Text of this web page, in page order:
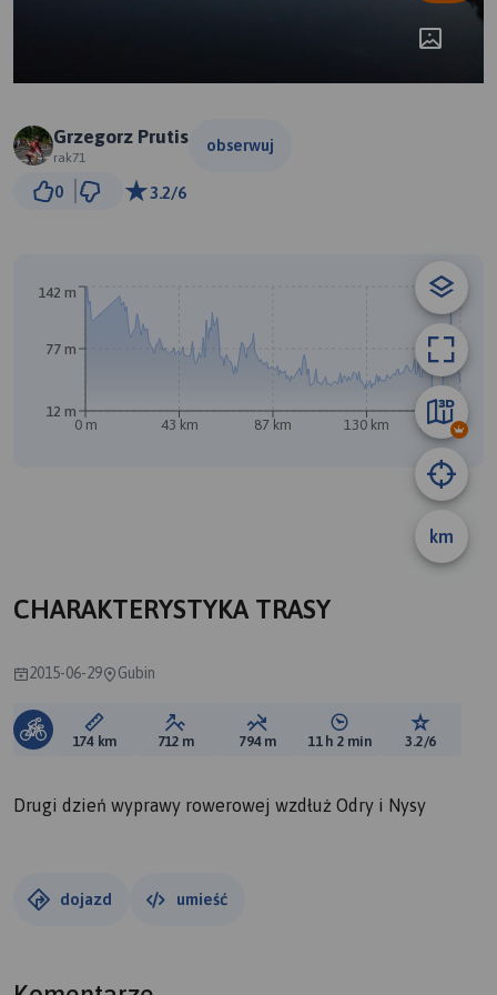
Grzegorz Prutis
rak71
obserwuj
0 3.2/6
km
0 m 43 km 87 km 130 km 174 km
12 m
77 m
142 m
CHARAKTERYSTYKA TRASY
2015-06-29 Gubin
Długość trasy:
174 km Suma przewyższeń:
712 m Suma spadków:
794 m Średni czas potrzebny
11 h 2 min Ocena
3.2/6
Drugi dzień wyprawy rowerowej wzdłuż Odry i Nysy
dojazd umieść